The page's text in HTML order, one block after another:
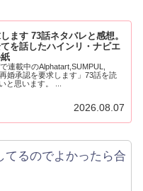
ます 73話ネタバレと感想。
を話したハインリ・ナビエ
連載中のAlphatart,SUMPUL,
婚承認を要求します」73話を読
と思います。 ...
2026.08.07
てるのでよかったら合